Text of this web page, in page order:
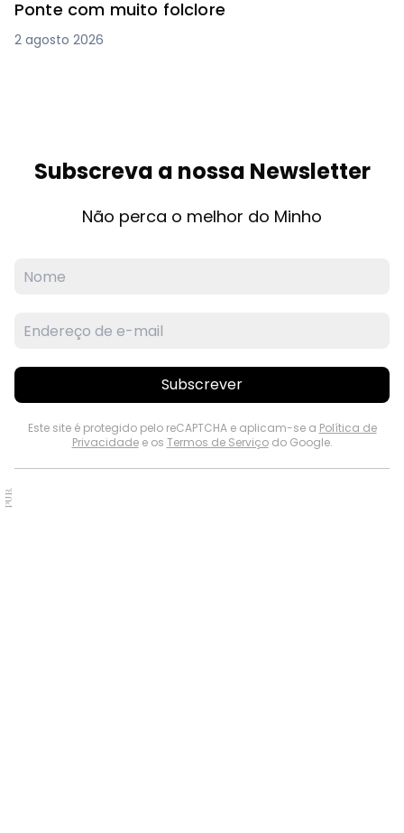
Ponte com muito folclore
2 agosto 2026
Subscreva a nossa Newsletter
Não perca o melhor do Minho
Subscrever
Este site é protegido pelo reCAPTCHA e aplicam-se a Política de
Privacidadee os Termos de Serviçodo Google.
PUB.